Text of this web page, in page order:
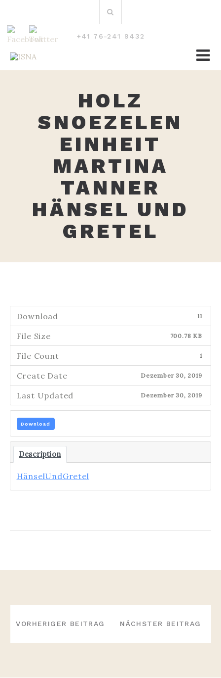
nach:
+41 76-241 9432
HOLZ
SNOEZELEN
EINHEIT
MARTINA
TANNER
HÄNSEL UND
GRETEL
Download 11
File Size 700.78 KB
File Count 1
Create Date Dezember 30, 2019
Last Updated Dezember 30, 2019
Download
Description
HänselUndGretel
NAVIGATION
VORHERIGER BEITRAG NÄCHSTER BEITRAG